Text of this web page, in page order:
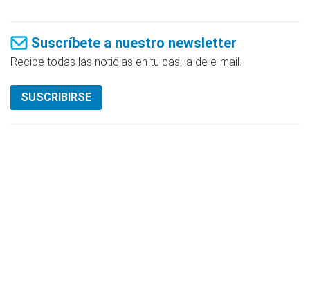
Suscríbete a nuestro newsletter
Recibe todas las noticias en tu casilla de e-mail.
SUSCRIBIRSE